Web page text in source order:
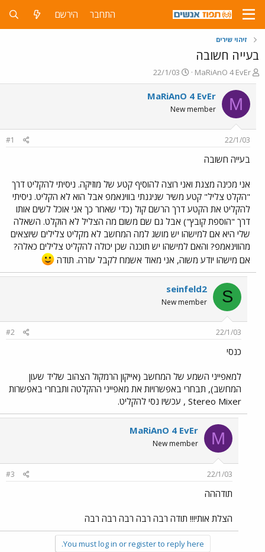
התחבר הירשם
זיהוי שירים
בעייה חשובה
פ
ו
ת
ח
ה
ש
א
MaRiAnO 4 EvEr
פ
ו
ר
ם
22/1/03
M
MaRiAnO 4 EvEr
New member
22/1/03
#1
בעייה חשובה
אני מכינה מצגת ואני רוצה להוסיף קטע של מוזיקה. ניסיתי להקליט דרך
"הקלט צליל" קטע משיר שניגנתי בווינאמפ אבל הוא לא הקליט. ניסיתי
להקליט את הקטע דרך הרשם קול (כדי שאחר כך אני אוכל לשים אותו
דרך "הוספת קובץ") אבל גם שם משום מה הצליל לא הוקלט. השאלה
שלי היא אם למישהו יש מושג למה המחשב לא מקליט צלילים שיוצאים
מהווינאמפ? והאם למישהו יש תוכנה שכן יכולה להקליט צלילים כאלה?
אם מישהו יודע משוה, אני מאוד אשמח לקבל עזרה. תודה
S
seinfeld2
New member
22/1/03
#2
כנסי
למאפייני השמע של המחשב (אייקון הרמקול הצהוב שליד שעון
המחשב), תבחרי באפשרויות את מאפייני ההקלטה ותבחרי באפשרות
Stereo Mixer , עכשיו נסי להקליט.
M
MaRiAnO 4 EvEr
New member
22/1/03
#3
תודההה
הצלת אותי!!! תודה רבה רבה רבה רבה רבה
You must log in or register to reply here.